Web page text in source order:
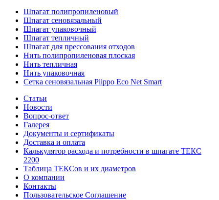
Шпагат полипропиленовый
Шпагат сеновязальный
Шпагат упаковочный
Шпагат тепличный
Шпагат для прессования отходов
Нить полипропиленовая плоская
Нить тепличная
Нить упаковочная
Сетка сеновязальная Piippo Eco Net Smart
Статьи
Новости
Вопрос-ответ
Галерея
Документы и сертификаты
Доставка и оплата
Калькулятор расхода и потребности в шпагате ТЕКС
2200
Таблица ТЕКСов и их диаметров
О компании
Контакты
Пользовательское Соглашение